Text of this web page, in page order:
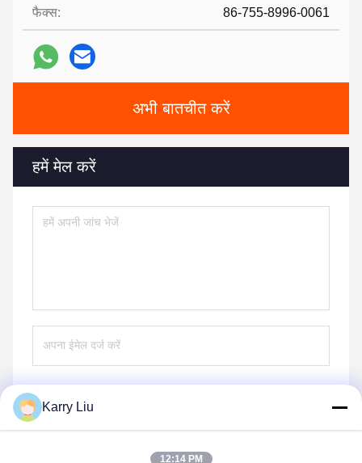
फैक्स: 86-755-8996-0061
अभी बातचीत करें
हमें मेल करें
Karry Liu
12:14 PM